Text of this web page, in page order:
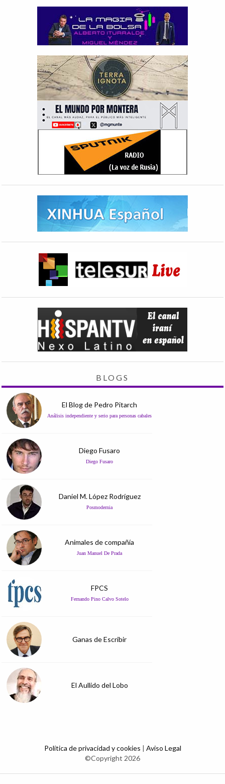
BLOGS
El Blog de Pedro Pitarch
Análisis independiente y serio para personas cabales
Diego Fusaro
Diego Fusaro
Daniel M. López Rodríguez
Posmodernia
Animales de compañía
Juan Manuel De Prada
FPCS
Fernando Pino Calvo Sotelo
Ganas de Escribir
El Aullido del Lobo
Política de privacidad y cookies | Aviso Legal
©Copyright 2026